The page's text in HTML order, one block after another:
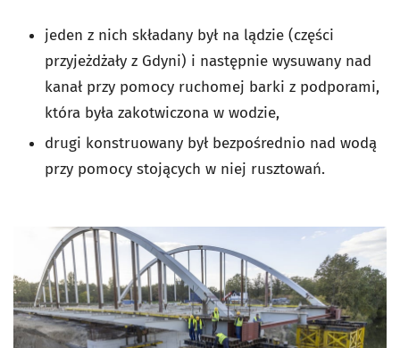
jeden z nich składany był na lądzie (części
przyjeżdżały z Gdyni) i następnie wysuwany nad
kanał przy pomocy ruchomej barki z podporami,
która była zakotwiczona w wodzie,
drugi konstruowany był bezpośrednio nad wodą
przy pomocy stojących w niej rusztowań.